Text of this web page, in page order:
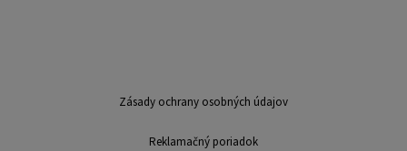
Zásady ochrany osobných údajov
Reklamačný poriadok